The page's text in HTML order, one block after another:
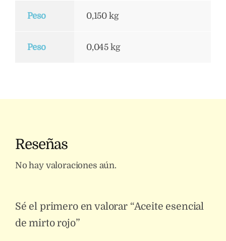
Peso 0,150 kg
Peso 0,045 kg
Reseñas
No hay valoraciones aún.
Sé el primero en valorar “Aceite esencial
de mirto rojo”